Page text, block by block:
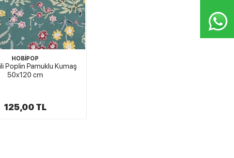
HOBİPOP
Poplin Pamuklu Kumaş
50x120 cm
125,00 TL